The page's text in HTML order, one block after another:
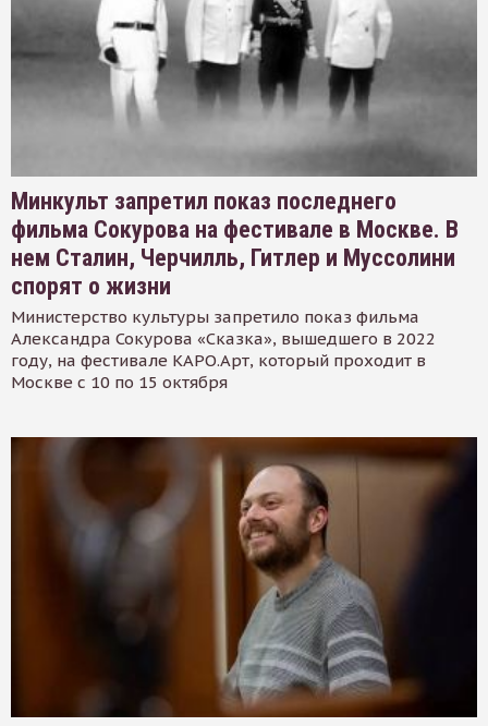
Минкульт запретил показ последнего
фильма Сокурова на фестивале в Москве. В
нем Сталин, Черчилль, Гитлер и Муссолини
спорят о жизни
Министерство культуры запретило показ фильма
Александра Сокурова «Сказка», вышедшего в 2022
году, на фестивале КАРО.Арт, который проходит в
Москве с 10 по 15 октября